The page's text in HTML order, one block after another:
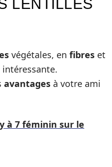
LENTILLES
végétales, en fibres et
avantages à votre ami
à 7 féminin sur le